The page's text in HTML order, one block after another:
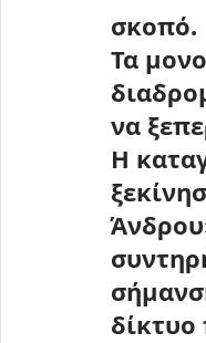
σκοπό.
Τα
να
Η